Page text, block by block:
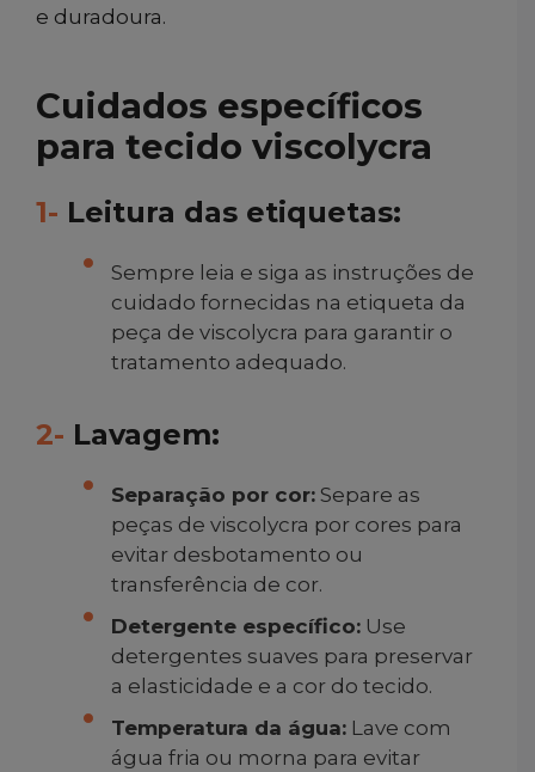
e duradoura.
Cuidados específicos
para tecido viscolycra
1- Leitura das etiquetas:
Sempre leia e siga as instruções de
cuidado fornecidas na etiqueta da
peça de viscolycra para garantir o
tratamento adequado.
2- Lavagem:
Separação por cor: Separe as
peças de viscolycra por cores para
evitar desbotamento ou
transferência de cor.
Detergente específico: Use
detergentes suaves para preservar
a elasticidade e a cor do tecido.
Temperatura da água: Lave com
água fria ou morna para evitar